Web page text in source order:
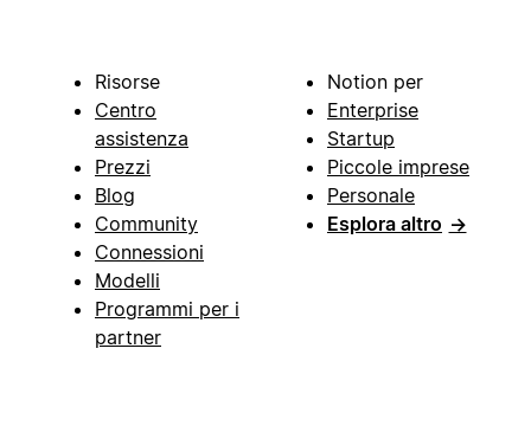
Risorse
Centro
assistenza
Prezzi
Blog
Community
Connessioni
Modelli
Programmi per i
partner
Notion per
Enterprise
Startup
Piccole imprese
Personale
Esplora altro →